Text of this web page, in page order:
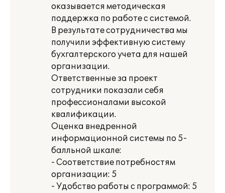
оказывается методическая
поддержка по работе с системой.
В результате сотрудничества мы
получили эффективную систему
бухгалтерского учета для нашей
организации.
Ответственные за проект
сотрудники показали себя
профессионалами высокой
квалификации.
Оценка внедренной
информационной системы по 5-
балльной шкале:
- Соответствие потребностям
организации: 5
- Удобство работы с программой: 5